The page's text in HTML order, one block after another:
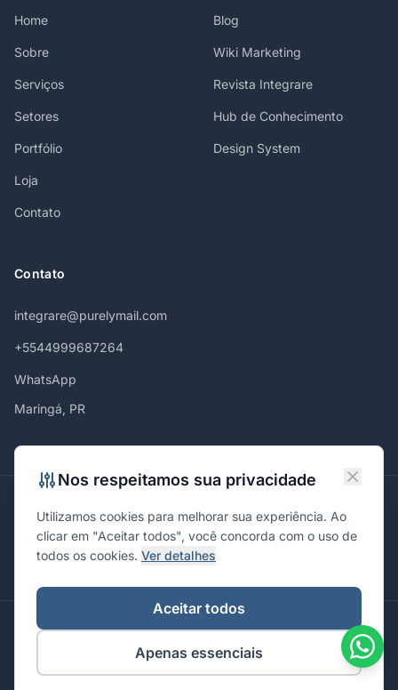
Home
Sobre
Serviços
Setores
Portfólio
Loja
Contato
Blog
Wiki Marketing
Revista Integrare
Hub de Conhecimento
Design System
Contato
integrare@purelymail.com
+5544999687264
WhatsApp
Maringá, PR
MaringáCuritibaSão PauloLondrinaCascavelPonta Grossa
Florianópolis BrasíliaJoinvilleCampinas
© 2026 Integrare. Marketing de Verdade. Todos os direitos
reservados.
Nos respeitamos sua privacidade
Utilizamos cookies para melhorar sua experiência. Ao
clicar em "Aceitar todos", você concorda com o uso de
todos os cookies. Ver detalhes
Aceitar todos
Apenas essenciais